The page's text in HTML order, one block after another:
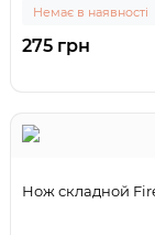
Немає в наявності
275 грн
Нож складной